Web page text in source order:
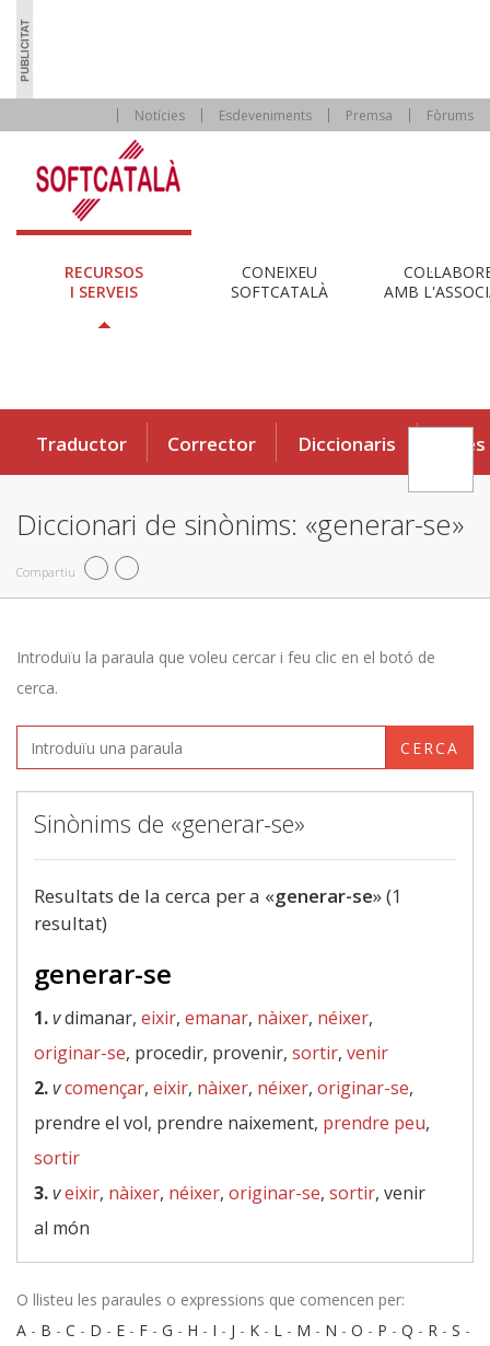
Notícies Esdeveniments Premsa Fòrums
RECURSOS
I SERVEIS
CONEIXEU
SOFTCATALÀ
AMB
Traductor Corrector Diccionaris Eines
Diccionari de sinònims: «generar-se»
Compartiu
Introduïu la paraula que voleu cercar i feu clic en el botó de
cerca.
CERCA
Sinònims de «generar-se»
Resultats de la cerca per a «generar-se» (1
resultat)
generar-se
1.vdimanar, eixir, emanar, nàixer, néixer,
originar-se, procedir, provenir, sortir, venir
2.vcomençar, eixir, nàixer, néixer, originar-se,
prendre el vol, prendre naixement, prendre peu,
sortir
3.veixir, nàixer, néixer, originar-se, sortir, venir
al món
O llisteu les paraules o expressions que comencen per:
A - B - C - D - E - F - G - H - I - J - K - L - M - N - O - P - Q - R - S -